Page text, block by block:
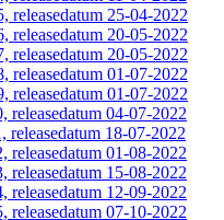
releasedatum 25-04-2022
releasedatum 20-05-2022
releasedatum 20-05-2022
releasedatum 01-07-2022
releasedatum 01-07-2022
releasedatum 04-07-2022
releasedatum 18-07-2022
releasedatum 01-08-2022
releasedatum 15-08-2022
releasedatum 12-09-2022
releasedatum 07-10-2022